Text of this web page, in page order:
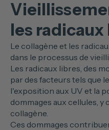
les radicaux
Le collagène et les
dans le processus de
Les radicaux libres, des
par des facteurs tels que
l'exposition aux UV et la
dommages aux cellules, y
collagène.
Ces dommages